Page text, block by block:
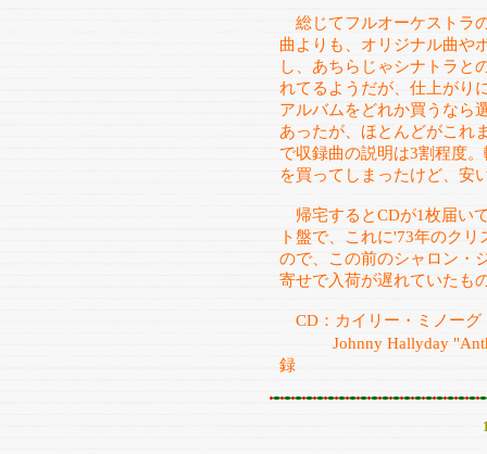
総じてフルオーケストラ
曲よりも、オリジナル曲や
し、あちらじゃシナトラと
れてるようだが、仕上がり
アルバムをどれか買うなら
あったが、ほとんどがこれ
で収録曲の説明は3割程度
を買ってしまったけど、安
帰宅するとCDが1枚届い
ト盤で、これに'73年のク
ので、この前のシャロン・
寄せで入荷が遅れていたも
CD：カイリー・ミノーグ
Johnny Hallyday
録